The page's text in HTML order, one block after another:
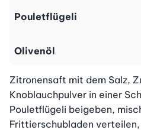
Pouletflügeli
Olivenöl
Zitronensaft mit dem Salz,
Knoblauchpulver in einer
Pouletflügeli beigeben,
Frittierschubladen